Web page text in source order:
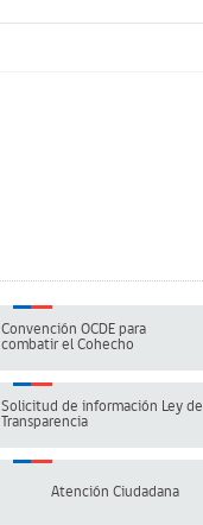
Convención OCDE para
combatir el Cohecho
Solicitud de información Ley de
Transparencia
Atención Ciudadana